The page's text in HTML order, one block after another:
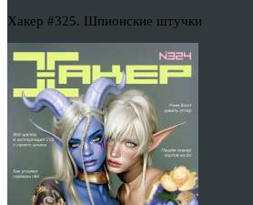
Хакер #325. Шпионские штучки